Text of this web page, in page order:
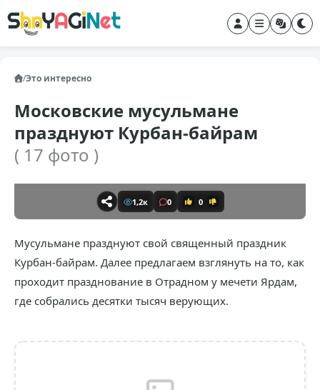
/Это интересно
Московские мусульмане
празднуют Курбан-байрам
( 17 фото )
1,2к 0 0
Мусульмане празднуют свой священный праздник
Курбан-байрам. Далее предлагаем взглянуть на то, как
проходит празднование в Отрадном у мечети Ярдам,
где собрались десятки тысяч верующих.